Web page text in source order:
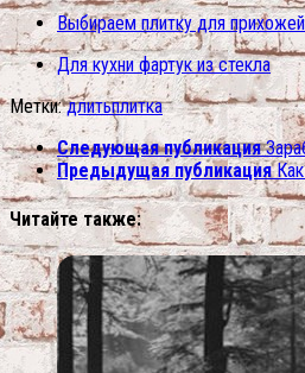
Выбираем плитку для
Для кухни фартук из стекла
Метки: длитьплитка
Следующая публикация
Предыдущая публикация
Читайте также: